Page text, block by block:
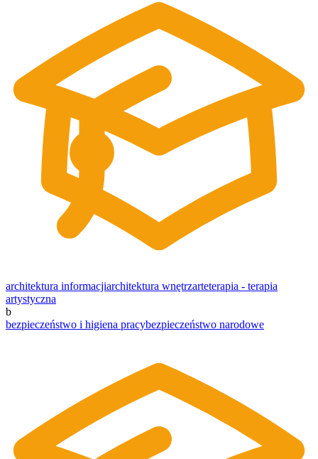
architektura informacjiarchitektura wnętrzarteterapia - terapia
artystyczna
b
bezpieczeństwo i higiena pracybezpieczeństwo narodowe